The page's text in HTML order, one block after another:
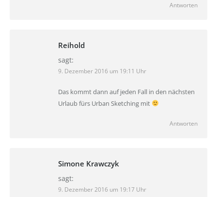
Antworten
Reihold
sagt:
9. Dezember 2016 um 19:11 Uhr
Das kommt dann auf jeden Fall in den nächsten
Urlaub fürs Urban Sketching mit
Antworten
Simone Krawczyk
sagt:
9. Dezember 2016 um 19:17 Uhr